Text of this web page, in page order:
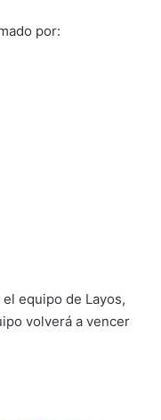
por:
equipo de Layos,
volverá a vencer